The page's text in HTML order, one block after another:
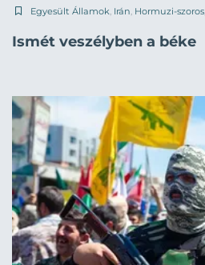
Egyesült Államok Irán Hormuzi-szoros
Ismét veszélyben a béke